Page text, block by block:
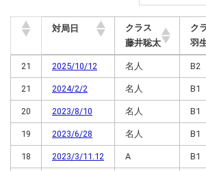
対局日
クラス
藤井聡太
ク
羽
対局日
クラス
藤井聡太
ク
羽
21 2025/10/12 名人 B2
21 2024/2/2 名人 B1
20 2023/8/10 名人 B1
19 2023/6/28 名人 B1
18 2023/3/11.12 A B1